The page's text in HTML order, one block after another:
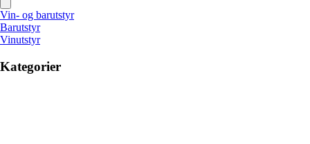
Vin- og barutstyr
Barutstyr
Vinutstyr
Kategorier